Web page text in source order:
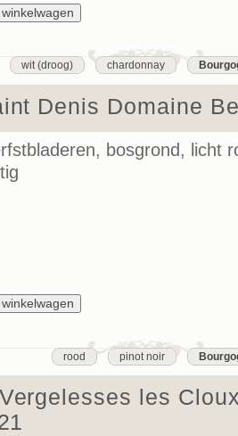
wit (droog) chardonnay
Denis Domaine
bosgrond, licht
rood pinot noir
les